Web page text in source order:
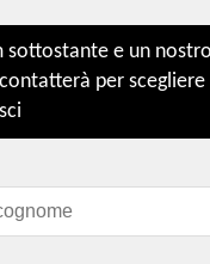
sottostante e un nostro
per scegliere